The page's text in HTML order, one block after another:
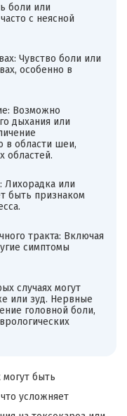
боли или
с неясной
Чувство боли или
особенно в
Возможно
дыхания или
в области шеи,
областей.
Лихорадка или
быть признаком
тракта: Включая
симптомы
случаях могут
или зуд. Нервные
головной боли,
быть
усложняет